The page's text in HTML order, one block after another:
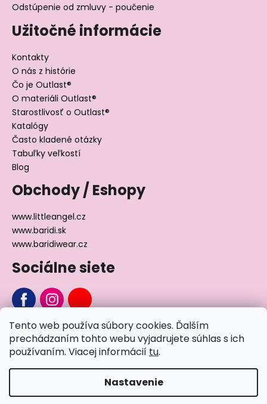
Tento web používa súbory cookies. Ďalším
prechádzaním tohto webu vyjadrujete súhlas s ich
používaním. Viacej informácií tu.
Nastavenie
Odstúpenie od zmluvy - poučenie
Užitočné informácie
Kontakty
O nás z histórie
Čo je Outlast®
O materiáli Outlast®
Starostlivosť o Outlast®
Katalógy
Často kladené otázky
Tabuľky veľkostí
Blog
Obchody / Eshopy
www.littleangel.cz
www.baridi.sk
www.baridiwear.cz
Sociálne siete
Chcete sa nás na niečo opýtať?